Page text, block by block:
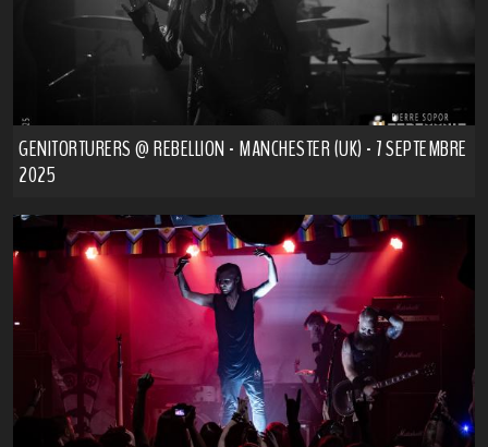
GENITORTURERS @ REBELLION - MANCHESTER (UK) - 7 SEPTEMBRE
2025